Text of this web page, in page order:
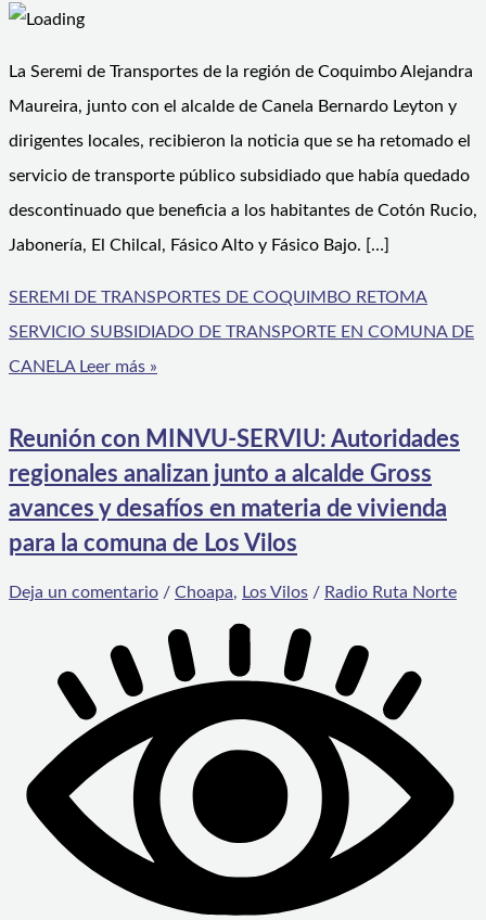
La Seremi de Transportes de la región de Coquimbo Alejandra
Maureira, junto con el alcalde de Canela Bernardo Leyton y
dirigentes locales, recibieron la noticia que se ha retomado el
servicio de transporte público subsidiado que había quedado
descontinuado que beneficia a los habitantes de Cotón Rucio,
Jabonería, El Chilcal, Fásico Alto y Fásico Bajo. […]
SEREMI DE TRANSPORTES DE COQUIMBO RETOMA
SERVICIO SUBSIDIADO DE TRANSPORTE EN COMUNA DE
CANELALeer más »
Reunión con MINVU-SERVIU: Autoridades
regionales analizan junto a alcalde Gross
avances y desafíos en materia de vivienda
para la comuna de Los Vilos
Deja un comentario / Choapa, Los Vilos / Radio Ruta Norte